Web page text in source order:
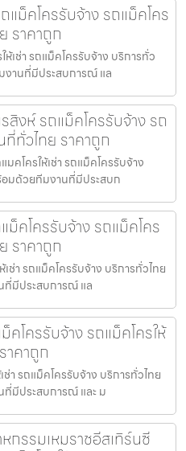
แม็คโครรับจ้าง รถแม็คโคร
ราคาถูก
เช่า รถแม็คโครรับจ้าง บริการทั่ว
งานที่มีประสบการณ์ แล
งห์ รถแม็คโครรับจ้าง รถ
ที่ทั่วไทย ราคาถูก
คโครให้เช่า รถแม็คโครรับจ้าง
อมด้วยทีมงานที่มีประสบก
ม็คโครรับจ้าง รถแม็คโคร
ราคาถูก
เช่า รถแม็คโครรับจ้าง บริการทั่วไทย
ที่มีประสบการณ์ แล
โครรับจ้าง รถแม็คโครให้
าคาถูก
า รถแม็คโครรับจ้าง บริการทั่วไทย
ที่มีประสบการณ์ และ ม
กรรมเหมราชอีสเทิร์นซี